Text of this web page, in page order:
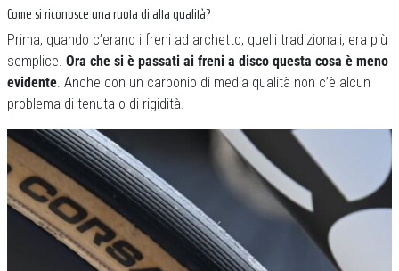
Come si riconosce una ruota di alta qualità?
Prima, quando c’erano i freni ad archetto, quelli tradizionali, era più
semplice. Ora che si è passati ai freni a disco questa cosa è meno
evidente. Anche con un carbonio di media qualità non c’è alcun
problema di tenuta o di rigidità.